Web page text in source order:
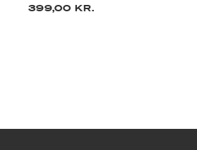
399,00 KR.